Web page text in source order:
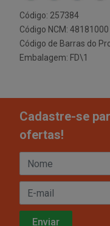
Código: 257384
Código NCM: 48181000
Código de Barras do
Embalagem: FD\1
Cadastre-se
ofertas!